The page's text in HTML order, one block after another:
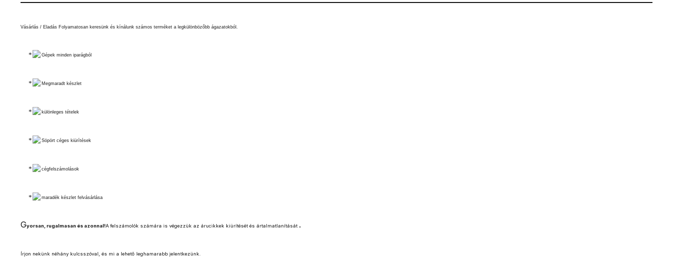
Vásárlás / Eladás Folyamatosan keresünk és kínálunk számos terméket a legkülönbözőbb ágazatokból.
Gépek minden iparágból
Megmaradt készlet
különleges tételek
Söpört céges kiürítések
cégfelszámolások
maradék készlet felvásárlása
Gyorsan, rugalmasan és azonnal!A felszámolók számára is végezzük az árucikkek kiürítését és ártalmatlanítását .
Írjon nekünk néhány kulcsszóval, és mi a lehető leghamarabb jelentkezünk.